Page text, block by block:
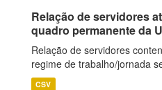
Relação de servidores
quadro permanente da
Relação de servidores
regime de trabalho/jornada
CSV